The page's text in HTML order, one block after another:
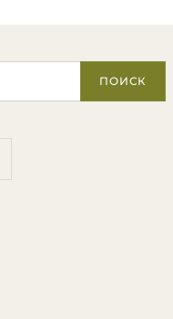
ПОИСК